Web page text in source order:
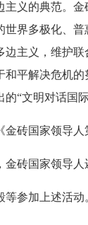
主义的典范。
世界多极化、
边主义，维护
和平解决危机
的“文明对话国
金砖国家领导
金砖国家领导
等参加上述活动